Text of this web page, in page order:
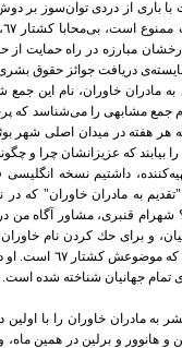
باری از دردى توان‌سوز بر
درخشان مبارزه در راه حمایت از
دریافت جوائز حقوق بشری
به مادران خاوران، نام
مشابهى را می‌شناسد كه
هر هفته در میدان اصلی
که عزیزانشان چرا و
داشتیم نسخه انگليسى
به مادران خاوران" كه در
شهرام قنبرى، مشاور آگاه
و براى حك كردن نام
كرد و چه جائى
تمام جهانیان شناخته شده است.
مادران خاوران را با اولین
و هانوور و برلین در همین